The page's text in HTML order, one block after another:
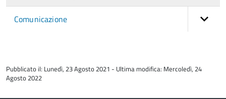
Comunicazione
del
contenuto
Pubblicato il: Lunedì, 23 Agosto 2021 - Ultima modifica: Mercoledì, 24
Agosto 2022